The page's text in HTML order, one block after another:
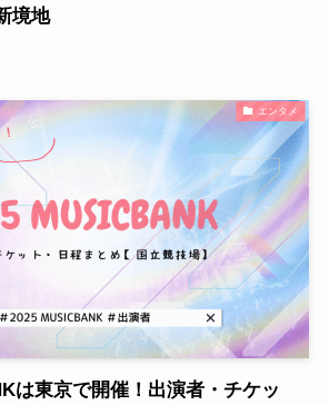
境地
エンタメ
は東京で開催！出演者・チケッ